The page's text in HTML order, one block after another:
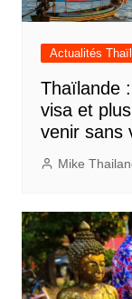
Actualités
Thaïlande
visa et
venir sans
Mike